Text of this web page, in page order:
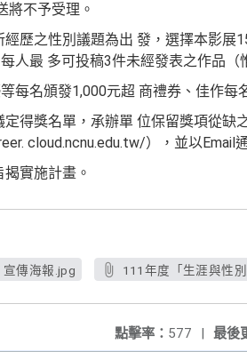
將不予受理。
歷之性別議題為出 發，選擇本影
人最 多可投稿3件未經發表之作品（
每名頒發1,000元超 商禮券、佳作每
得獎名單，承辦單 位保留獎項從缺
cloud.ncnu.edu.tw/），並以Email
實施計畫。
傳海報.jpg 111年度「生涯與性
最後
點擊率： 577 |